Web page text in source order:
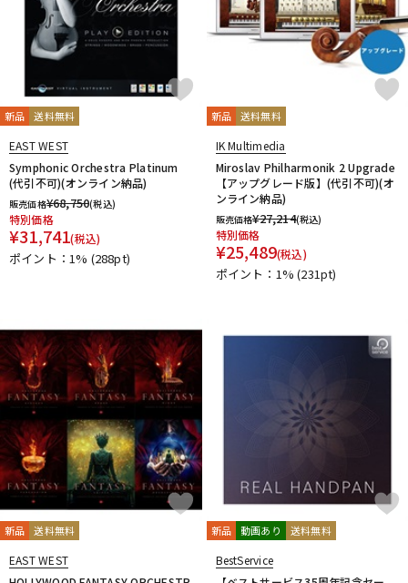
SSL(Solid State Logic)
Steinberg
Steven Slate Audio
stokyo
STREZOV SAMPLING Studiologic
SynchroArts
SYNTHOGY
tc electronic
Teenage Engineering
TOONTRACK
Tracktion TRUE DYNA
U-Z
UDG u-he（ユーヒー）
Universal Audio
unknown
UVI Vengeance Sound VI Labs
VIENNA
Vital Arts
Waldorf Wave Machine Labs
WaveDNA
WAVES
Whirlwind XFER RECORDS xlnaudio
YAMAHA
ZAOR
他
RELAB Development
新品 送料無料
EAST WEST
Symphonic Orchestra Platinum
(代引不可)(オンライン納品)
販売価格¥68,750(税込)
特別価格
¥31,741(税込)
ポイント：1% (288pt)
新品 送料無料
IK Multimedia
Miroslav Philharmonik 2 Upgrade
【アップグレード版】(代引不可)(オ
ンライン納品)
販売価格¥27,214(税込)
特別価格
¥25,489(税込)
ポイント：1%(231pt)
新品 送料無料
EAST WEST
新品 動画あり 送料無料
BestService